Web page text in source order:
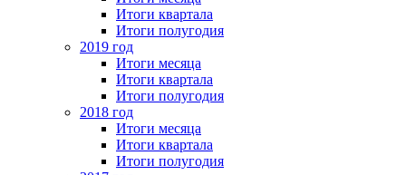
Итоги квартала
Итоги полугодия
2019 год
Итоги месяца
Итоги квартала
Итоги полугодия
2018 год
Итоги месяца
Итоги квартала
Итоги полугодия